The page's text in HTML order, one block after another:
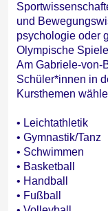
und
psychologie oder
Olympische
Am Gabriele-von-
Schüler*innen in
Kursthemen
• Leichtathletik
• Gymnastik/Tanz
• Schwimmen
• Basketball
• Handball
• Fußball